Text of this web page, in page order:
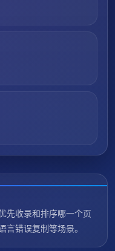
先收录和排序哪一个页
错误复制等场景。